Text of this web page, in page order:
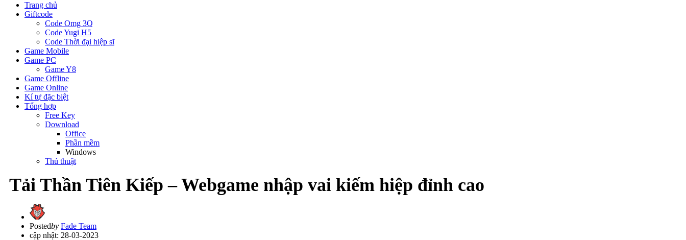
Trang chủ
Giftcode
Code Omg 3Q
Code Yugi H5
Code Thời đại hiệp sĩ
Game Mobile
Game PC
Game Y8
Game Offline
Game Online
Kí tự đặc biệt
Tổng hợp
Free Key
Download
Office
Phần mềm
Windows
Thủ thuật
Tải Thần Tiên Kiếp – Webgame nhập vai kiếm hiệp đỉnh cao
Postedby Fade Team
cập nhật: 28-03-2023